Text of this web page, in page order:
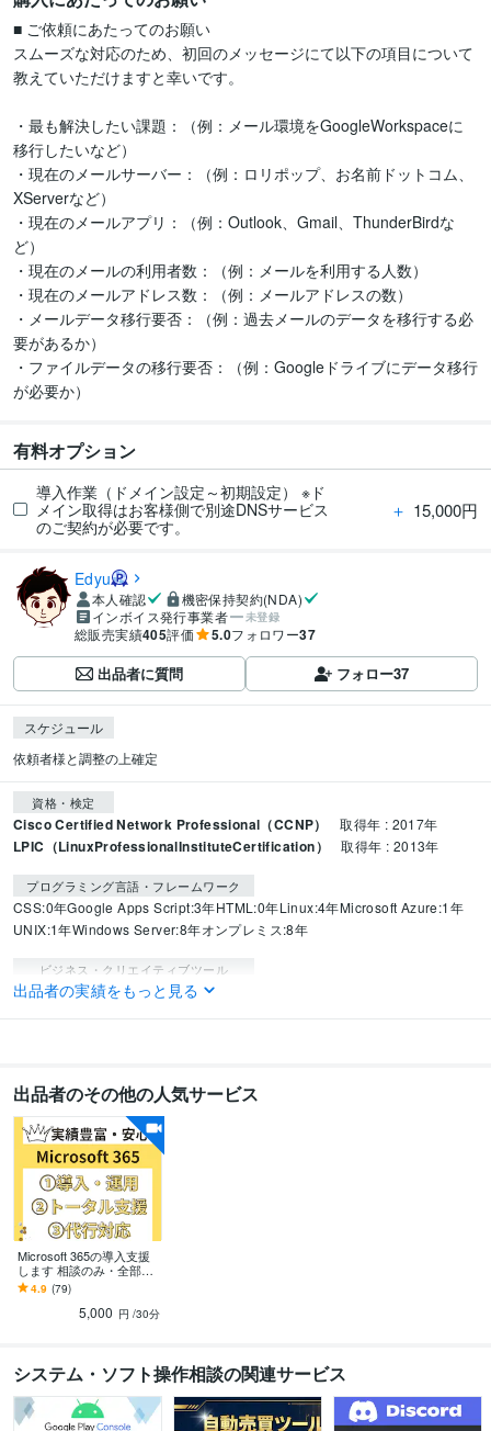
■ ご依頼にあたってのお願い
スムーズな対応のため、初回のメッセージにて以下の項目について
教えていただけますと幸いです。
・最も解決したい課題：（例：メール環境をGoogleWorkspaceに
移行したいなど）
・現在のメールサーバー：（例：ロリポップ、お名前ドットコム、
XServerなど）
・現在のメールアプリ：（例：Outlook、Gmail、ThunderBirdな
ど）
・現在のメールの利用者数：（例：メールを利用する人数）
・現在のメールアドレス数：（例：メールアドレスの数）
・メールデータ移行要否：（例：過去メールのデータを移行する必
要があるか）
・ファイルデータの移行要否：（例：Googleドライブにデータ移行
が必要か）
有料オプション
導入作業（ドメイン設定～初期設定） ※ド
メイン取得はお客様側で別途DNSサービス
のご契約が必要です。
＋ 15,000円
Edyu
本人確認
機密保持契約(NDA)
インボイス発行事業者
未登録
総販売実績405評価 5.0フォロワー37
出品者に質問 フォロー37
スケジュール
依頼者様と調整の上確定
資格・検定
Cisco Certified Network Professional（CCNP） 取得年 : 2017年
LPIC（LinuxProfessionalInstituteCertification） 取得年 : 2013年
プログラミング言語・フレームワーク
CSS:0年Google Apps Script:3年HTML:0年Linux:4年Microsoft Azure:1年
UNIX:1年Windows Server:8年オンプレミス:8年
ビジネス・クリエイティブツール
STUDIO:0年Wix:0年Excel:11年Google サイト:6年
OBS Studio:2年
得意分野
IT相談・システム開発 社内ITサポート
出品者の実績をもっと見る
出品者のその他の人気サービス
Microsoft 365の導入支援
します 相談のみ・全部お
任せでもOK！現役管理者
がしっかりサポート！
4.9 (79)
5,000 円 /30分
システム・ソフト操作相談の関連サービス